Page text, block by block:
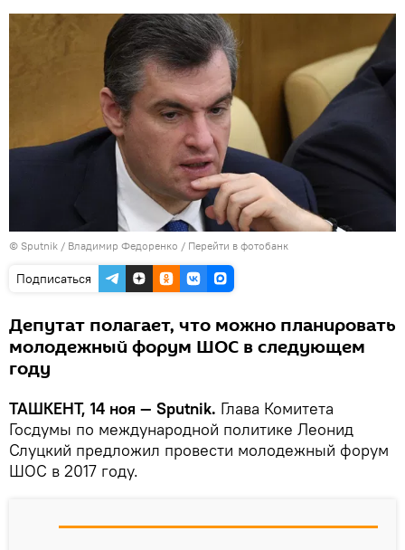
© Sputnik / Владимир Федоренко / Перейти в фотобанк
Подписаться
Депутат полагает, что можно планировать
молодежный форум ШОС в следующем
году
ТАШКЕНТ, 14 ноя — Sputnik. Глава Комитета
Госдумы по международной политике Леонид
Слуцкий предложил провести молодежный форум
ШОС в 2017 году.